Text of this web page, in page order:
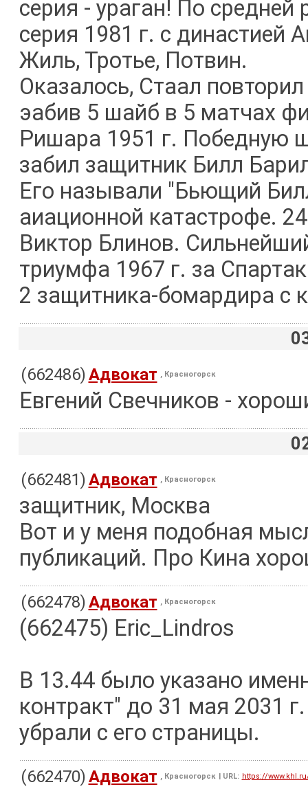
серия - ураган! По средней
серия 1981 г. с династией
Жиль, Тротье, Потвин.
Оказалось, Стаал
эабив 5 шайб в 5 матчах
Ришара 1951 г. Победную
забил защитник Билл
Его называли "Бьющий
аиационной катастрофе.
Виктор Блинов.
триумфа 1967 г. за
2 защитника-бомардира с
(662486)Адвокат , Красногорск
Евгений Свечников -
(662481)Адвокат , Красногорск
защитник, Москва
Вот и у меня подобная
публикаций. Про Кина
(662478)Адвокат , Красногорск
(662475) Eric_Lindros
В 13.44 было указано
контракт" до 31 мая 2031
убрали с его страницы.
(662470)Адвокат , Красногорск | URL: https://